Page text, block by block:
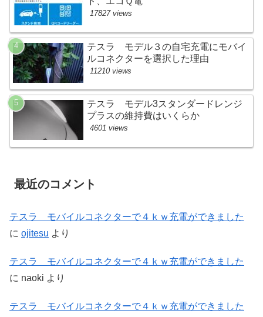
17827 views
テスラ モデル３の自宅充電にモバイ
ルコネクターを選択した理由
11210 views
テスラ モデル3スタンダードレンジ
プラスの維持費はいくらか
4601 views
最近のコメント
テスラ モバイルコネクターで４ｋｗ充電ができました
に ojitesu より
テスラ モバイルコネクターで４ｋｗ充電ができました
に naoki より
テスラ モバイルコネクターで４ｋｗ充電ができました